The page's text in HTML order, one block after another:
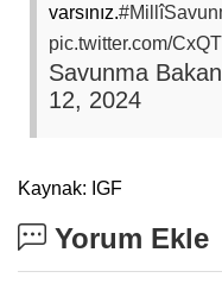
varsınız.
pic.twitter.com/
Savunma
12, 2024
Kaynak: IGF
Yorum Ekle